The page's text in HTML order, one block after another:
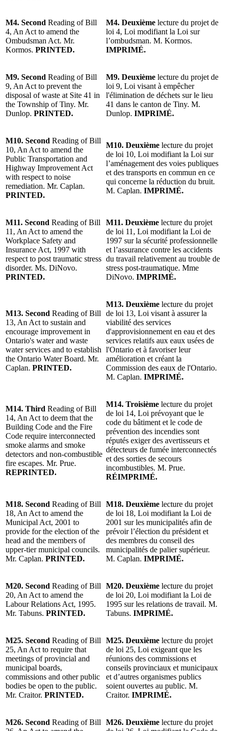
M4. Second Reading of Bill
4, An Act to amend the
Ombudsman Act. Mr.
Kormos. PRINTED.
M4. Deuxième lecture du projet de
loi 4, Loi modifiant la Loi sur
l’ombudsman. M. Kormos.
IMPRIMÉ.
M9. Second Reading of Bill
9, An Act to prevent the
disposal of waste at Site 41 in
the Township of Tiny. Mr.
Dunlop. PRINTED.
M9. Deuxième lecture du projet de
loi 9, Loi visant à empêcher
l'élimination de déchets sur le lieu
41 dans le canton de Tiny. M.
Dunlop. IMPRIMÉ.
M10. Second Reading of Bill
10, An Act to amend the
Public Transportation and
Highway Improvement Act
with respect to noise
remediation. Mr. Caplan.
PRINTED.
M10. Deuxième lecture du projet
de loi 10, Loi modifiant la Loi sur
l’aménagement des voies publiques
et des transports en commun en ce
qui concerne la réduction du bruit.
M. Caplan. IMPRIMÉ.
M11. Second Reading of Bill
11, An Act to amend the
Workplace Safety and
Insurance Act, 1997 with
respect to post traumatic stress
disorder. Ms. DiNovo.
PRINTED.
M11. Deuxième lecture du projet
de loi 11, Loi modifiant la Loi de
1997 sur la sécurité professionnelle
et l’assurance contre les accidents
du travail relativement au trouble de
stress post-traumatique. Mme
DiNovo. IMPRIMÉ.
M13. Second Reading of Bill
13, An Act to sustain and
encourage improvement in
Ontario's water and waste
water services and to establish
the Ontario Water Board. Mr.
Caplan. PRINTED.
M13. Deuxième lecture du projet
de loi 13, Loi visant à assurer la
viabilité des services
d'approvisionnement en eau et des
services relatifs aux eaux usées de
l'Ontario et à favoriser leur
amélioration et créant la
Commission des eaux de l'Ontario.
M. Caplan. IMPRIMÉ.
M14. Third Reading of Bill
14, An Act to deem that the
Building Code and the Fire
Code require interconnected
smoke alarms and smoke
detectors and non-combustible
fire escapes. Mr. Prue.
REPRINTED.
M14. Troisième lecture du projet
de loi 14, Loi prévoyant que le
code du bâtiment et le code de
prévention des incendies sont
réputés exiger des avertisseurs et
détecteurs de fumée interconnectés
et des sorties de secours
incombustibles. M. Prue.
RÉIMPRIMÉ.
M18. Second Reading of Bill
18, An Act to amend the
Municipal Act, 2001 to
provide for the election of the
head and the members of
upper-tier municipal councils.
Mr. Caplan. PRINTED.
M18. Deuxième lecture du projet
de loi 18, Loi modifiant la Loi de
2001 sur les municipalités afin de
prévoir l’élection du président et
des membres du conseil des
municipalités de palier supérieur.
M. Caplan. IMPRIMÉ.
M20. Second Reading of Bill
20, An Act to amend the
Labour Relations Act, 1995.
Mr. Tabuns. PRINTED.
M20. Deuxième lecture du projet
de loi 20, Loi modifiant la Loi de
1995 sur les relations de travail. M.
Tabuns. IMPRIMÉ.
M25. Second Reading of Bill
25, An Act to require that
meetings of provincial and
municipal boards,
commissions and other public
bodies be open to the public.
Mr. Craitor. PRINTED.
M25. Deuxième lecture du projet
de loi 25, Loi exigeant que les
réunions des commissions et
conseils provinciaux et municipaux
et d’autres organismes publics
soient ouvertes au public. M.
Craitor. IMPRIMÉ.
M26. Second Reading of Bill
M26. Deuxième lecture du projet